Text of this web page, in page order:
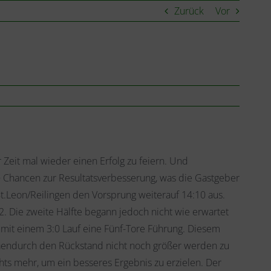
Zurück Vor
mal wieder einen Erfolg zu feiern. Und
zur Resultatsverbesserung, was die Gastgeber
Reilingen den Vorsprung weiterauf 14:10 aus.
Die zweite Hälfte begann jedoch nicht wie erwartet
einem 3:0 Lauf eine Fünf-Tore Führung. Diesem
den Rückstand nicht noch größer werden zu
mehr, um ein besseres Ergebnis zu erzielen. Der